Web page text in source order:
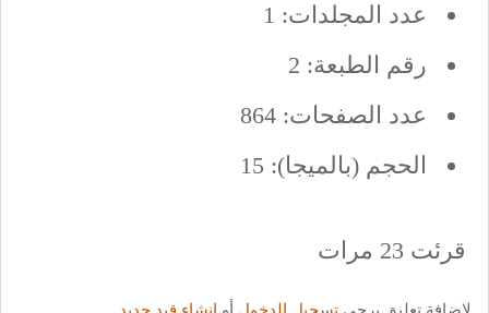
عدد المجلدات: 1
رقم الطبعة: 2
عدد الصفحات: 864
الحجم (بالميجا): 15
قرئت 23 مرات